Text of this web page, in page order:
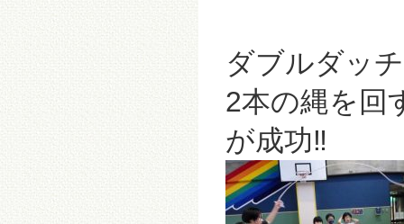
ダブルダッ
2本の縄を回
が成功‼